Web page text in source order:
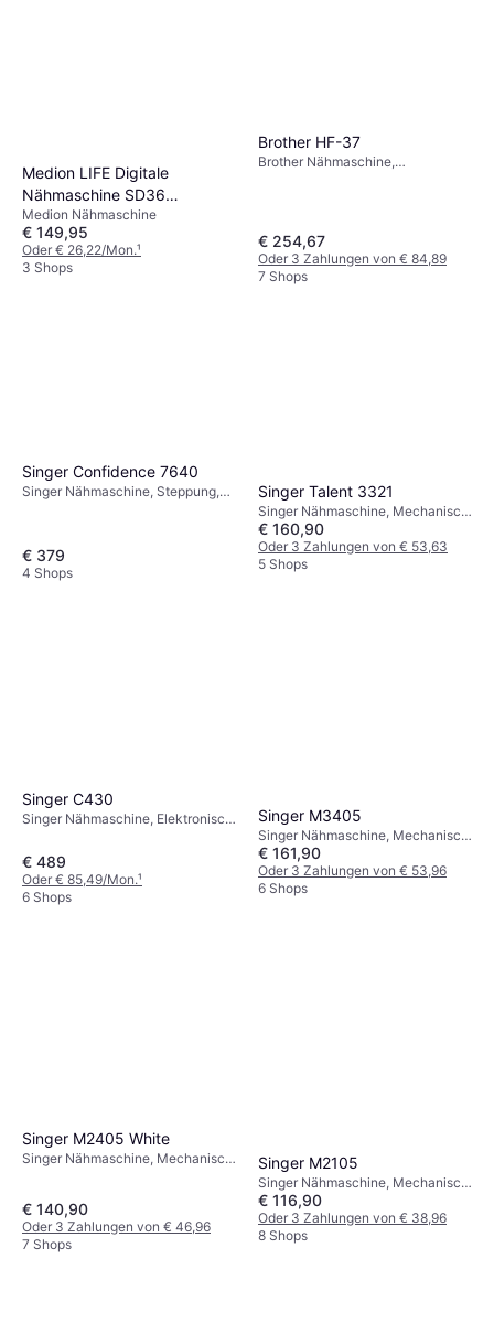
Medion LIFE Digitale
Nähmaschine SD36
(MD11881) einstellbare
Stichlänge und Stichbreite,
270 Stichmuster, Integriertes
Medion Nähmaschine
€ 149,95
Oder € 26,22/Mon.¹
3 Shops
Brother HF-37
Brother Nähmaschine,
€ 254,67
Oder 3 Zahlungen von € 84,89
7 Shops
Singer Confidence 7640
Singer Nähmaschine, Steppung,
€ 379
4 Shops
Singer Talent 3321
Singer Nähmaschine, Mechanisch,
21 Stiche: Elastische Naht,
Ziernaht
€ 160,90
Oder 3 Zahlungen von € 53,63
5 Shops
Singer C430
Singer Nähmaschine, Elektronisch,
€ 489
Oder € 85,49/Mon.¹
6 Shops
Singer M3405
Singer Nähmaschine, Mechanisch,
23 Stiche: Ziernaht
€ 161,90
Oder 3 Zahlungen von € 53,96
6 Shops
Singer M2405 White
Singer Nähmaschine, Mechanisch,
€ 140,90
Oder 3 Zahlungen von € 46,96
7 Shops
Singer M2105
Singer Nähmaschine, Mechanisch,
8 Stiche: Elastische Naht, Ziernaht
€ 116,90
Oder 3 Zahlungen von € 38,96
8 Shops